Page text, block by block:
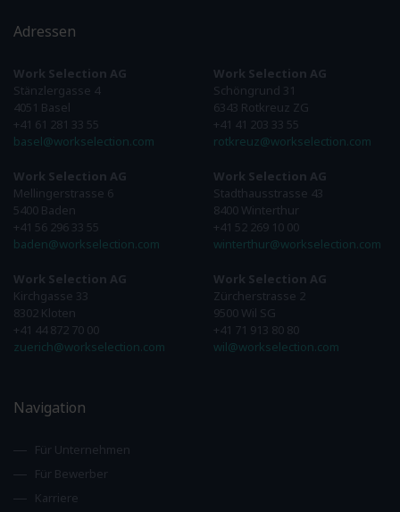
Adressen
Work Selection AG
Stänzlergasse 4
4051 Basel
+41 61 281 33 55
basel@workselection.com
Work Selection AG
Mellingerstrasse 6
5400 Baden
+41 56 296 33 55
baden@workselection.com
Work Selection AG
Kirchgasse 33
8302 Kloten
+41 44 872 70 00
zuerich@workselection.com
Work Selection AG
Schöngrund 31
6343 Rotkreuz ZG
+41 41 203 33 55
rotkreuz@workselection.com
Work Selection AG
Stadthausstrasse 43
8400 Winterthur
+41 52 269 10 00
winterthur@workselection.com
Work Selection AG
Zürcherstrasse 2
9500 Wil SG
+41 71 913 80 80
wil@workselection.com
Navigation
Für Unternehmen
Für Bewerber
Karriere